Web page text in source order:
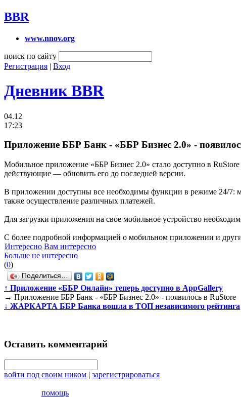
BBR
www.nnov.org
поиск по сайту
Регистрация | Вход
Дневник BBR
04.12
17:23
Приложение ББР Банк - «ББР Бизнес 2.0» -
Мобильное приложение «ББР Бизнес 2.0» стало доступно в
действующие — обновить его до последней версии.
В приложении доступны все необходимы функции в режиме 24/7:
также осуществление различных платежей.
Для загрузки приложения на свое мобильное устройство
С более подробной информацией о мобильном приложении и
Интересно Вам интересно
Больше не интересно
(0)
Поделиться…
↑ Приложение «ББР Онлайн» теперь доступно в AppGallery
→ Приложение ББР Банк - «ББР Бизнес 2.0» - появилось в RuStore
↓ ЖАРКАРТА ББР Банка вошла в ТОП независимого рейтинга
Оставить комментарий
войти под своим ником | зарегистрироваться
помощь